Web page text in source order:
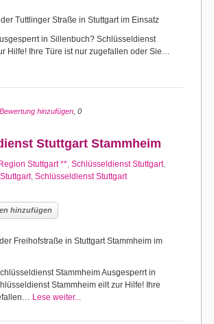
Tuttlinger Straße in Stuttgart im Einsatz
in Sillenbuch? Schlüsseldienst
Hilfe! Ihre Türe ist nur zugefallen oder Sie…
Bewertung hinzufügen , 0
Stuttgart Stammheim
Stuttgart **, Schlüsseldienst Stuttgart,
, Schlüsseldienst Stuttgart
hinzufügen
Freihofstraße in Stuttgart Stammheim im
Stammheim Ausgesperrt in
Stammheim eilt zur Hilfe! Ihre
Lese weiter...